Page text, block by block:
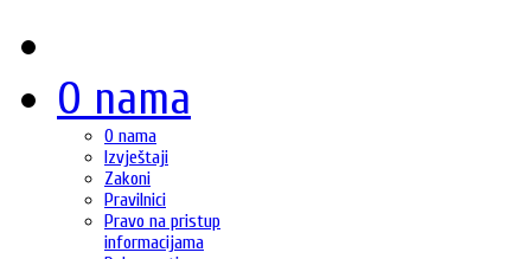
O nama
O nama
Izvještaji
Zakoni
Pravilnici
Pravo na pristup
informacijama